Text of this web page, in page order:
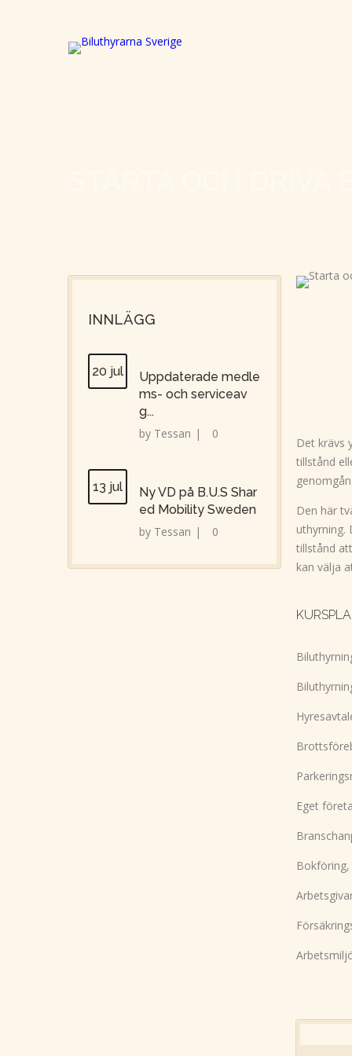
Det krävs
tillstånd
Den här
uthyrning.
tillstånd
kan välja
Eget
INNLÄGG
20 jul
Uppdaterade medle
ms- och serviceav
g...
by Tessan | 0
13 jul
Ny VD på B.U.S Shar
ed Mobility Sweden
by Tessan | 0